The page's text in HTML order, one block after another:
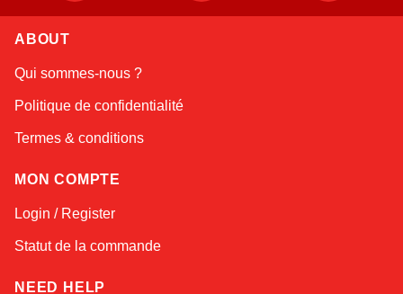
ABOUT
Qui sommes-nous ?
Politique de confidentialité
Termes & conditions
MON COMPTE
Login / Register
Statut de la commande
NEED HELP